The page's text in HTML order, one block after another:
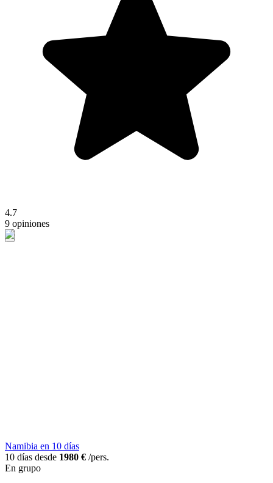
4.7
9 opiniones
Namibia en 10 días
10 días desde 1980 € /pers.
En grupo